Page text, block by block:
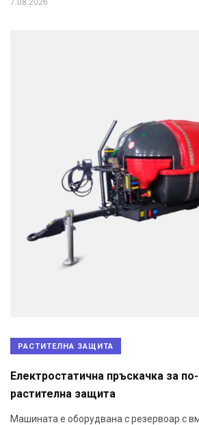
7.08.2026
РАСТИТЕЛНА ЗАЩИТА
Електростатична пръскачка за
растителна защита
Машината е оборудвана с резервоар с